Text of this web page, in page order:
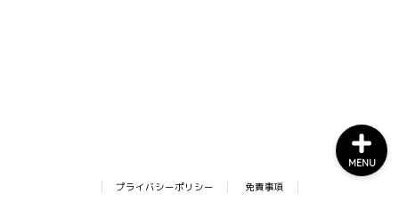
プライバシーポリシー 免責事項
MENU